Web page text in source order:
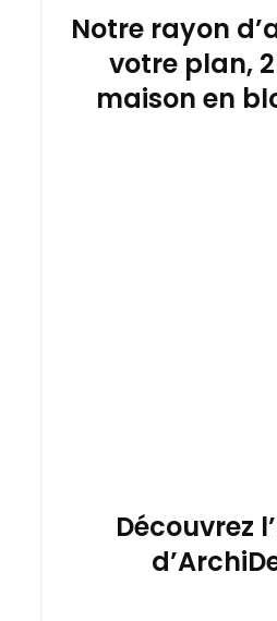
Notre rayon
votre plan,
maison en
Découvrez